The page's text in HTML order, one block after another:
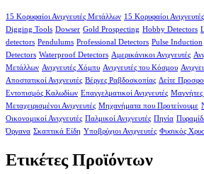
15 Κορυφαίοι Ανιχνευτές Μετάλλων 15 Κορυφαίοι
Digging Tools Dowser Gold Prospecting Hobby Detectors
detectors Pendulums Professional Detectors Pulse Induction
Detectors Waterproof Detectors Αμερικάνικοι Ανιχνευτές
Μετάλλων Ανιχνευτές Χόμπυ Ανιχνευτές του Κόσμου
Αποστατικοί Ανιχνευτές Βέργες Ραβδοσκοπίας Δείτε
Εντοπισμός Καλωδίων Επαγγελματικοί Ανιχνευτές
Μεταχειρισμένοι Ανιχνευτές Μηχανήματα που Προτείνουμε
Οικονομικοί Ανιχνευτές Παλμικοί Ανιχνευτές Πηνία
Όργανα Σκαπτικά Είδη Υποβρύχιοι Ανιχνευτές Φυσικός
Ετικέτες Προϊόντων